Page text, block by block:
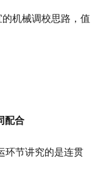
机械调校思路，值
配合
环节讲究的是连贯